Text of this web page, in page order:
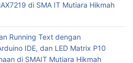
di SMA IT Mutiara Hikmah
Running Text dengan
IDE, dan LED Matrix P10
di SMAIT Mutiara Hikmah